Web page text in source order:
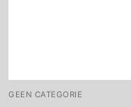
GEEN CATEGORIE